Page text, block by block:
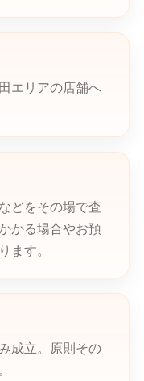
エリアの店舗へ
どをその場で査
かる場合やお預
ます。
成立。原則その